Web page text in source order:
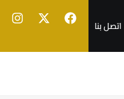
اتصل بنا